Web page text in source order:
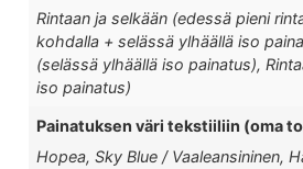
Rintaan ja selkään (edessä pieni
kohdalla + selässä ylhäällä iso
(selässä ylhäällä iso painatus),
iso painatus)
Painatuksen väri tekstiiliin (oma
Hopea, Sky Blue / Vaaleansininen,